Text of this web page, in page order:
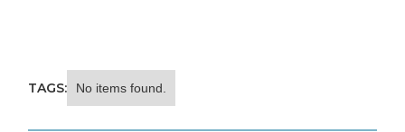
TAGS: No items found.